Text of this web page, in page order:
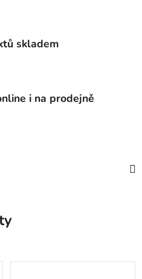
skladem
i na prodejně